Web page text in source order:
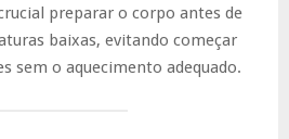
preparar o corpo antes de
baixas, evitando começar
sem o aquecimento adequado.